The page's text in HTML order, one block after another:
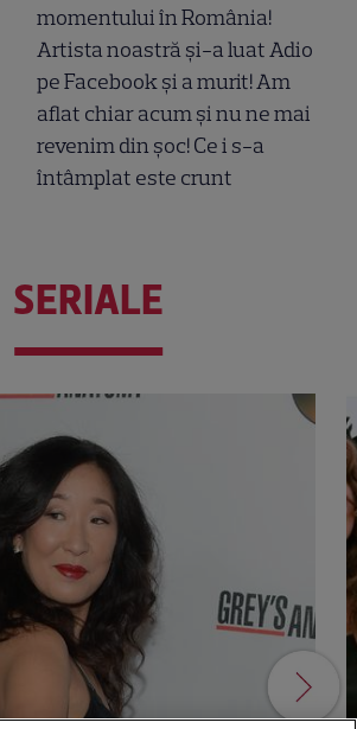
momentului în România!
Artista noastră și-a luat Adio
pe Facebook și a murit! Am
aflat chiar acum și nu ne mai
revenim din șoc! Ce i s-a
întâmplat este crunt
SERIALE